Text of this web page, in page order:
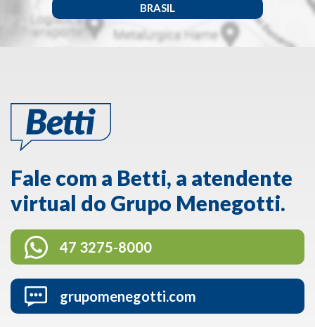
BRASIL
Fale com a Betti, a atendente
virtual do Grupo Menegotti.
47 3275-8000
grupomenegotti.com